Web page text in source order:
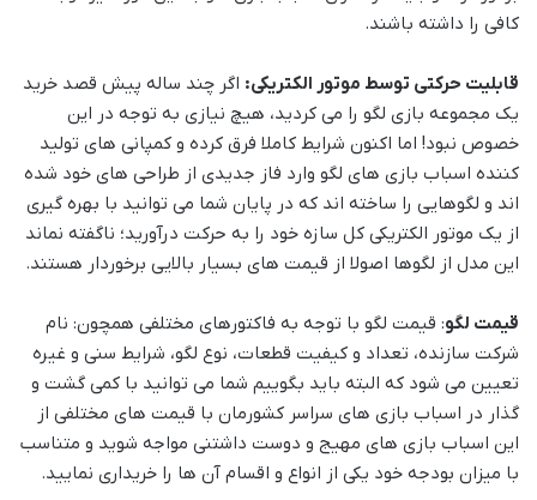
کافی را داشته باشند.
قابلیت حرکتی توسط موتور الکتریکی: اگر چند ساله پیش قصد خرید
یک مجموعه بازی لگو را می کردید، هیچ نیازی به توجه در این
خصوص نبود! اما اکنون شرایط کاملا فرق کرده و کمپانی های تولید
کننده اسباب بازی های لگو وارد فاز جدیدی از طراحی های خود شده
اند و لگوهایی را ساخته اند که در پایان شما می توانید با بهره گیری
از یک موتور الکتریکی کل سازه خود را به حرکت درآورید؛ ناگفته نماند
این مدل از لگوها اصولا از قیمت های بسیار بالایی برخوردار هستند.
قیمت لگو: قیمت لگو با توجه به فاکتورهای مختلفی همچون: نام
شرکت سازنده، تعداد و کیفیت قطعات، نوع لگو، شرایط سنی و غیره
تعیین می شود که البته باید بگوییم شما می توانید با کمی گشت و
گذار در اسباب بازی های سراسر کشورمان با قیمت های مختلفی از
این اسباب بازی های مهیج و دوست داشتنی مواجه شوید و متناسب
با میزان بودجه خود یکی از انواع و اقسام آن ها را خریداری نمایید.